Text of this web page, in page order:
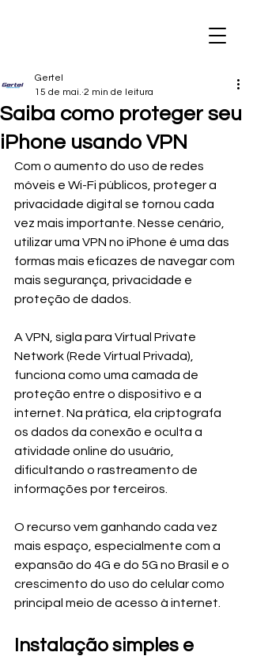
Saiba como proteger seu
iPhone usando VPN
Gertel
15 de mai. 2 min de leitura
Com o aumento do uso de redes
móveis e Wi-Fi públicos, proteger a
privacidade digital se tornou cada
vez mais importante. Nesse cenário,
utilizar uma VPN no iPhone é uma das
formas mais eficazes de navegar com
mais segurança, privacidade e
proteção de dados.
A VPN, sigla para Virtual Private
Network (Rede Virtual Privada),
funciona como uma camada de
proteção entre o dispositivo e a
internet. Na prática, ela criptografa
os dados da conexão e oculta a
atividade online do usuário,
dificultando o rastreamento de
informações por terceiros.
O recurso vem ganhando cada vez
mais espaço, especialmente com a
expansão do 4G e do 5G no Brasil e o
crescimento do uso do celular como
principal meio de acesso à internet.
Instalação simples e